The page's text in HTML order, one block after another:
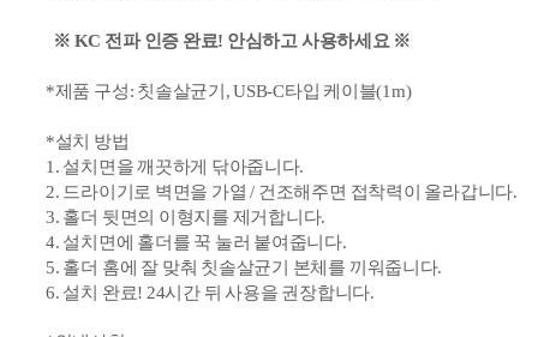
※ KC 전파 인증 완료! 안심하고 사용하세요 ※
*제품 구성: 칫솔살균기, USB-C타입 케이블(1m)
*설치 방법
1. 설치면을 깨끗하게 닦아줍니다.
2. 드라이기로 벽면을 가열 / 건조해주면 접착력이 올라갑니다.
3. 홀더 뒷면의 이형지를 제거합니다.
4. 설치면에 홀더를 꾹 눌러 붙여줍니다.
5. 홀더 홈에 잘 맞춰 칫솔살균기 본체를 끼워줍니다.
6. 설치 완료! 24시간 뒤 사용을 권장합니다.